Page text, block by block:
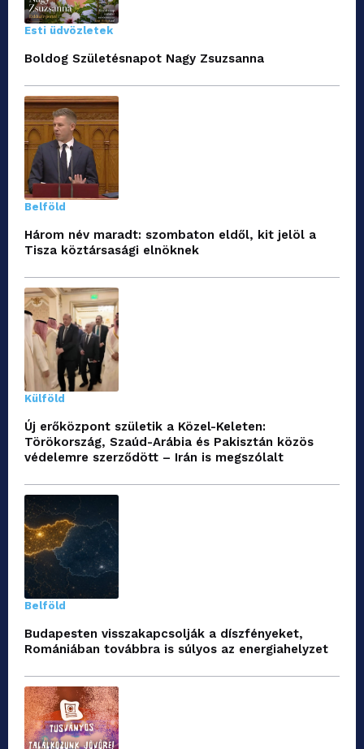
Esti üdvözletek
Boldog Születésnapot Nagy Zsuzsanna
Belföld
Három név maradt: szombaton eldől, kit jelöl a
Tisza köztársasági elnöknek
Külföld
Új erőközpont születik a Közel-Keleten:
Törökország, Szaúd-Arábia és Pakisztán közös
védelemre szerződött – Irán is megszólalt
Belföld
Budapesten visszakapcsolják a díszfényeket,
Romániában továbbra is súlyos az energiahelyzet